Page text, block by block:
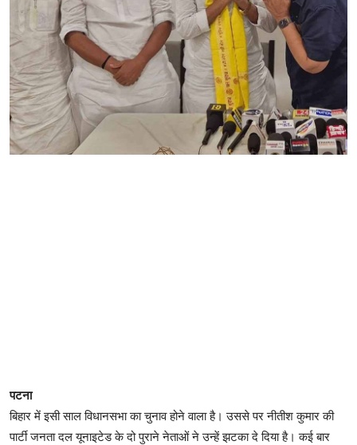
पटना
बिहार में इसी साल विधानसभा का चुनाव होने वाला है। उससे पर नीतीश कुमार की
पार्टी जनता दल यूनाइटेड के दो पुराने नेताओं ने उन्हें झटका दे दिया है। कई बार